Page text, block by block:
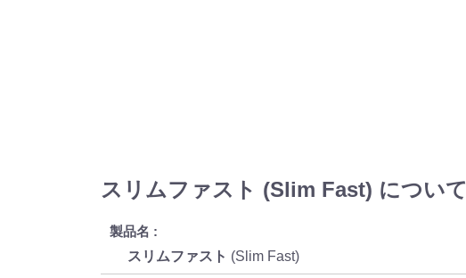
スリムファスト (Slim Fast) について
製品名
スリムファスト (Slim Fast)